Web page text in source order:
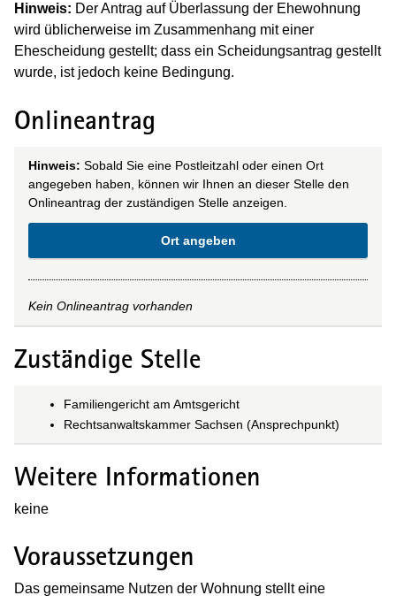
Hinweis: Der Antrag auf Überlassung der Ehewohnung
wird üblicherweise im Zusammenhang mit einer
Ehescheidung gestellt; dass ein Scheidungsantrag gestellt
wurde, ist jedoch keine Bedingung.
Onlineantrag
Hinweis: Sobald Sie eine Postleitzahl oder einen Ort
angegeben haben, können wir Ihnen an dieser Stelle den
Onlineantrag der zuständigen Stelle anzeigen.
Ort angeben
Kein Onlineantrag vorhanden
Zuständige Stelle
Familiengericht am Amtsgericht
Rechtsanwaltskammer Sachsen (Ansprechpunkt)
Weitere Informationen
keine
Voraussetzungen
Das gemeinsame Nutzen der Wohnung stellt eine